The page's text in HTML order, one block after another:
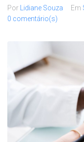
Por Lidiane Souza Em
0 comentário(s)